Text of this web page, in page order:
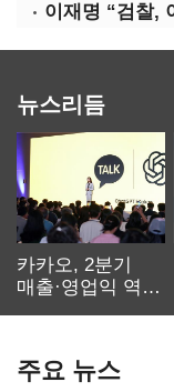
뉴스리듬
카카오, 2분기
매출·영업익 역대
주요 뉴스